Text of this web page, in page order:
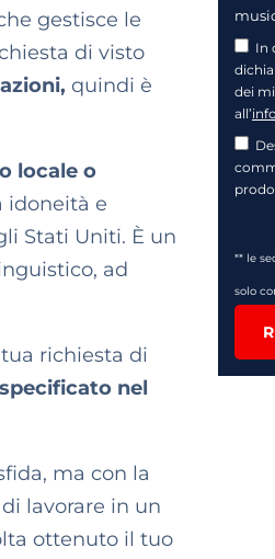
gestisce le
di visto
quindi è
locale o
idoneità e
Stati Uniti. È un
ad
richiesta di
nel
ma con la
lavorare in un
ottenuto il tuo
In
dei
all’
** le
solo